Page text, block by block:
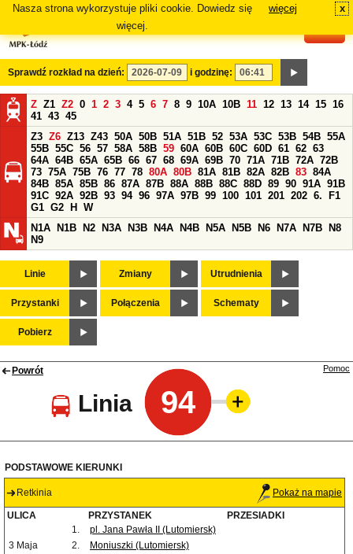
Nasza strona wykorzystuje pliki cookie. Dowiedz się
więcej.
więcej x
Sprawdź rozkład na dzień: i godzinę:
Z Z1 Z2 0 1 2 3 4 5 6 7 8 9 10A 10B 11 12 13 14 15 16
41 43 45
Z3 Z6 Z13 Z43 50A 50B 51A 51B 52 53A 53C 53B 54B 55A
55B 55C 56 57 58A 58B 59 60A 60B 60C 60D 61 62 63
64A 64B 65A 65B 66 67 68 69A 69B 70 71A 71B 72A 72B
73 75A 75B 76 77 78 80A 80B 81A 81B 82A 82B 83 84A
84B 85A 85B 86 87A 87B 88A 88B 88C 88D 89 90 91A 91B
91C 92A 92B 93 94 96 97A 97B 99 100 101 201 202 6.
F1
G1 G2 H
W
N1A
N1B N2 N3A N3B N4A N4B N5A N5B N6 N7A N7B
N8
N9
Linie Zmiany Utrudnienia
Przystanki Połączenia Schematy
Pobierz
Powrót
Linia 94
Pomoc
PODSTAWOWE KIERUNKI
Retkinia Pokaż na mapie
ULICA PRZYSTANEK
PRZESIADKI
1.
pl. Jana Pawła II (Lutomiersk)
3 Maja
2.
Moniuszki (Lutomiersk)